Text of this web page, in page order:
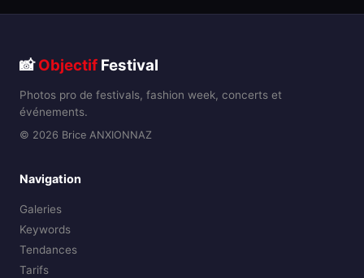
📸Objectif Festival
Photos pro de festivals, fashion week, concerts et
événements.
© 2026 Brice ANXIONNAZ
Navigation
Galeries
Keywords
Tendances
Tarifs